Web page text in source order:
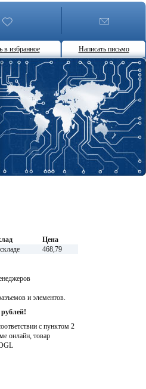
в избранное Написать письмо
Цена
468,79
и элементов.
с пунктом 2
онлайн, товар